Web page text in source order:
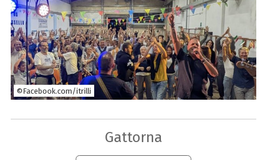
©Facebook.com/itrilli
Gattorna